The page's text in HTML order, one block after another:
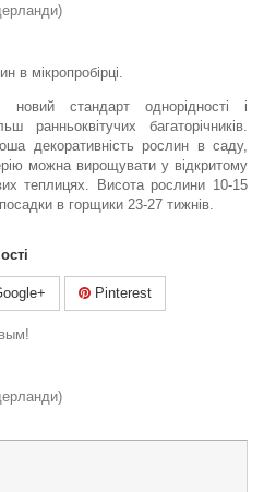
в мікропробірці.
стандарт однорідності і
ранньоквітучих багаторічників.
декоративність рослин в саду,
можна вирощувати у відкритому
теплицях. Висота рослини 10-15
в горщики 23-27 тижнів.
Pinterest